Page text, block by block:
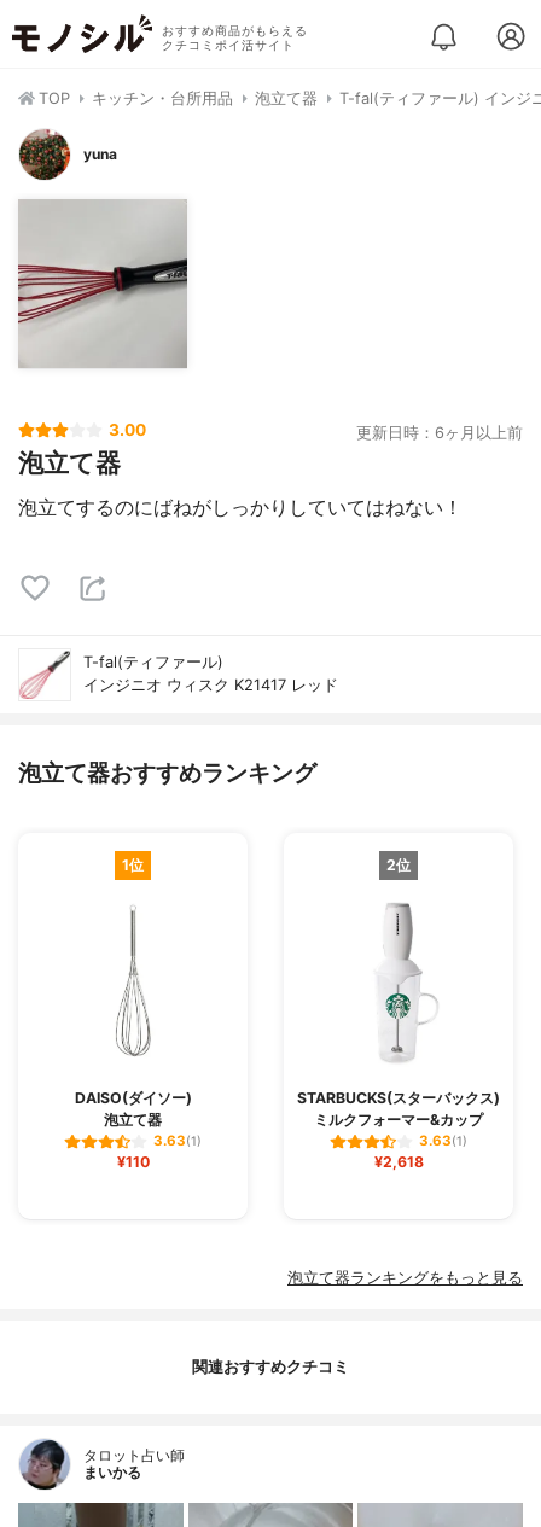
おすすめ商品がもらえる
クチコミポイ活サイト
TOP キッチン・台所用品 泡立て器 T-fal(ティファール) インジ
yuna
3.00 更新日時：6ヶ月以上前
泡立て器
泡立てするのにばねがしっかりしていてはねない！
T-fal(ティファール)
インジニオ ウィスク K21417 レッド
泡立て器おすすめランキング
1位
DAISO(ダイソー)
泡立て器
3.63(1)
¥110
2位
STARBUCKS(スターバックス)
ミルクフォーマー&カップ
3.63(1)
¥2,618
泡立て器ランキングをもっと見る
関連おすすめクチコミ
タロット占い師
まいかる